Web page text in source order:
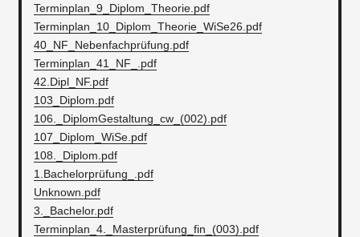
Terminplan_9_Diplom_Theorie.pdf
Terminplan_10_Diplom_Theorie_WiSe26.pdf
40_NF_Nebenfachprüfung.pdf
Terminplan_41_NF_.pdf
42.Dipl_NF.pdf
103_Diplom.pdf
106._DiplomGestaltung_cw_(002).pdf
107_Diplom_WiSe.pdf
108._Diplom.pdf
1.Bachelorprüfung_.pdf
Unknown.pdf
3._Bachelor.pdf
Terminplan_4._Masterprüfung_fin_(003).pdf